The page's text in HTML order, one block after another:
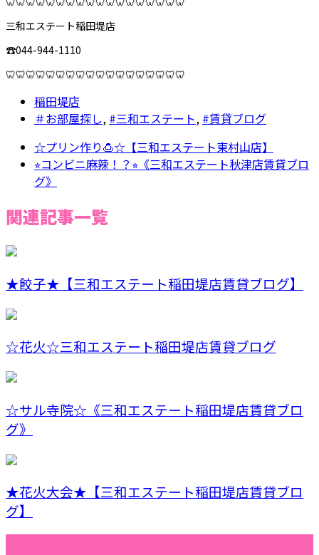
三和エステート稲田堤店
☎︎044-944-1110
🦷🦷🦷🦷🦷🦷🦷🦷🦷🦷🦷🦷🦷🦷🦷🦷🦷🦷
稲田堤店
＃お部屋探し, #三和エステート, #賃貸ブログ
☆プリン作り🍮☆【三和エステート東村山店】
⭐︎コンビニ麻辣！？⭐︎《三和エステート秋津店賃貸ブロ
グ》
関連記事一覧
★餃子★【三和エステート稲田堤店賃貸ブログ】
☆花火☆三和エステート稲田堤店賃貸ブログ
☆サル寺院☆《三和エステート稲田堤店賃貸ブロ
グ》
★花火大会★【三和エステート稲田堤店賃貸ブロ
グ】